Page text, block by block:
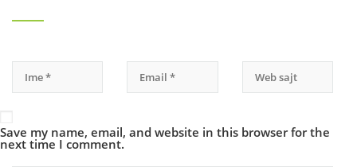
Save my name, email, and website in this browser for the
next time I comment.